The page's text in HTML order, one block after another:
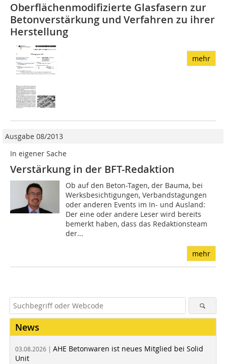
Oberflächenmodifizierte Glasfasern zur
Betonverstärkung und Verfahren zu ihrer
Herstellung
mehr
Ausgabe 08/2013
In eigener Sache
Verstärkung in der BFT-Redaktion
Ob auf den Beton-Tagen, der Bauma, bei
Werksbesichtigungen, Verbandstagungen
oder anderen Events im In- und Ausland:
Der eine oder andere Leser wird bereits
bemerkt haben, dass das Redaktionsteam
der...
mehr
News
03.08.2026 | AHE Betonwaren ist neues Mitglied bei Solid
Unit